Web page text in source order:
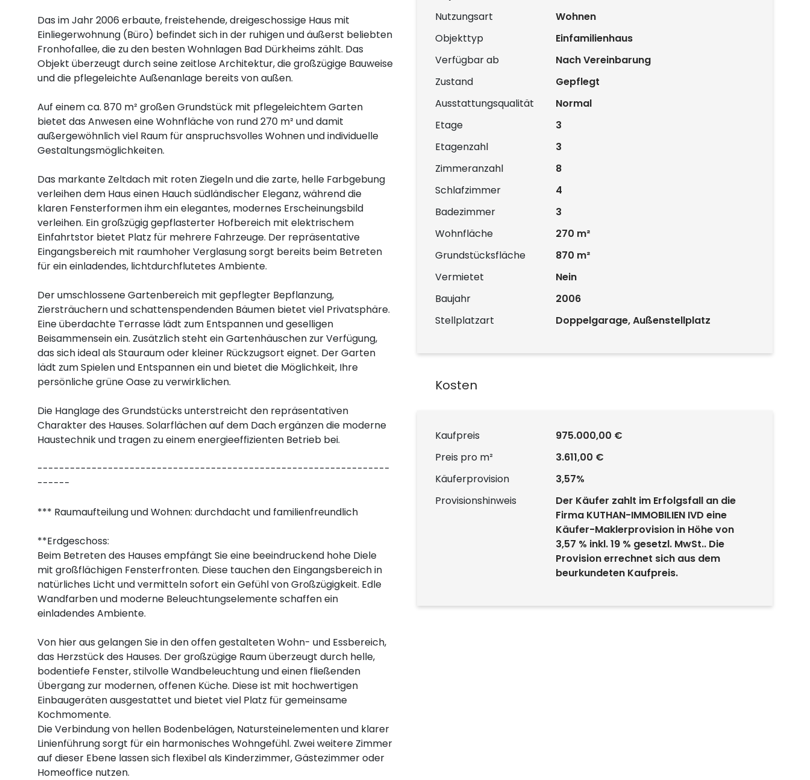
Das im Jahr 2006 erbaute, freistehende, dreigeschossige Haus mit
Einliegerwohnung (Büro) befindet sich in der ruhigen und äußerst beliebten
Fronhofallee, die zu den besten Wohnlagen Bad Dürkheims zählt. Das
Objekt überzeugt durch seine zeitlose Architektur, die großzügige Bauweise
und die pflegeleichte Außenanlage bereits von außen.
Auf einem ca. 870 m² großen Grundstück mit pflegeleichtem Garten
bietet das Anwesen eine Wohnfläche von rund 270 m² und damit
außergewöhnlich viel Raum für anspruchsvolles Wohnen und individuelle
Gestaltungsmöglichkeiten.
Das markante Zeltdach mit roten Ziegeln und die zarte, helle Farbgebung
verleihen dem Haus einen Hauch südländischer Eleganz, während die
klaren Fensterformen ihm ein elegantes, modernes Erscheinungsbild
verleihen. Ein großzügig gepflasterter Hofbereich mit elektrischem
Einfahrtstor bietet Platz für mehrere Fahrzeuge. Der repräsentative
Eingangsbereich mit raumhoher Verglasung sorgt bereits beim Betreten
für ein einladendes, lichtdurchflutetes Ambiente.
Der umschlossene Gartenbereich mit gepflegter Bepflanzung,
Ziersträuchern und schattenspendenden Bäumen bietet viel Privatsphäre.
Eine überdachte Terrasse lädt zum Entspannen und geselligen
Beisammensein ein. Zusätzlich steht ein Gartenhäuschen zur Verfügung,
das sich ideal als Stauraum oder kleiner Rückzugsort eignet. Der Garten
lädt zum Spielen und Entspannen ein und bietet die Möglichkeit, Ihre
persönliche grüne Oase zu verwirklichen.
Die Hanglage des Grundstücks unterstreicht den repräsentativen
Charakter des Hauses. Solarflächen auf dem Dach ergänzen die moderne
Haustechnik und tragen zu einem energieeffizienten Betrieb bei.
-----------------------------------------------------------------
------
*** Raumaufteilung und Wohnen: durchdacht und familienfreundlich
**Erdgeschoss:
Beim Betreten des Hauses empfängt Sie eine beeindruckend hohe Diele
mit großflächigen Fensterfronten. Diese tauchen den Eingangsbereich in
natürliches Licht und vermitteln sofort ein Gefühl von Großzügigkeit. Edle
Wandfarben und moderne Beleuchtungselemente schaffen ein
einladendes Ambiente.
Von hier aus gelangen Sie in den offen gestalteten Wohn- und Essbereich,
das Herzstück des Hauses. Der großzügige Raum überzeugt durch helle,
bodentiefe Fenster, stilvolle Wandbeleuchtung und einen fließenden
Übergang zur modernen, offenen Küche. Diese ist mit hochwertigen
Einbaugeräten ausgestattet und bietet viel Platz für gemeinsame
Kochmomente.
Die Verbindung von hellen Bodenbelägen, Natursteinelementen und klarer
Linienführung sorgt für ein harmonisches Wohngefühl. Zwei weitere Zimmer
auf dieser Ebene lassen sich flexibel als Kinderzimmer, Gästezimmer oder
Homeoffice nutzen.
Nutzungsart
Wohnen
Objekttyp
Einfamilienhaus
Verfügbar ab
Nach Vereinbarung
Zustand
Gepflegt
Ausstattungsqualität
Normal
Etage
3
Etagenzahl
3
Zimmeranzahl
8
Schlafzimmer
4
Badezimmer
3
Wohnfläche
270 m²
Grundstücksfläche
870 m²
Vermietet
Nein
Baujahr
2006
Stellplatzart
Doppelgarage, Außenstellplatz
Kosten
Kaufpreis
975.000,00 €
Preis pro m²
3.611,00 €
Käuferprovision
3,57%
Provisionshinweis
Der Käufer zahlt im Erfolgsfall an die
Firma KUTHAN-IMMOBILIEN IVD eine
Käufer-Maklerprovision in Höhe von
3,57 % inkl. 19 % gesetzl. MwSt.. Die
Provision errechnet sich aus dem
beurkundeten Kaufpreis.